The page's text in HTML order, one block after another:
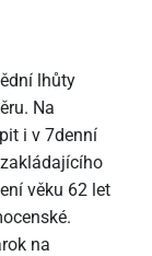
lhůty
Na
i v 7denní
věku 62 let
na